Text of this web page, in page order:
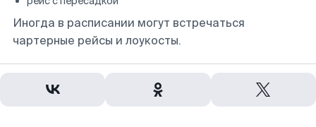
Иногда в расписании могут встречаться
чартерные рейсы и лоукосты.